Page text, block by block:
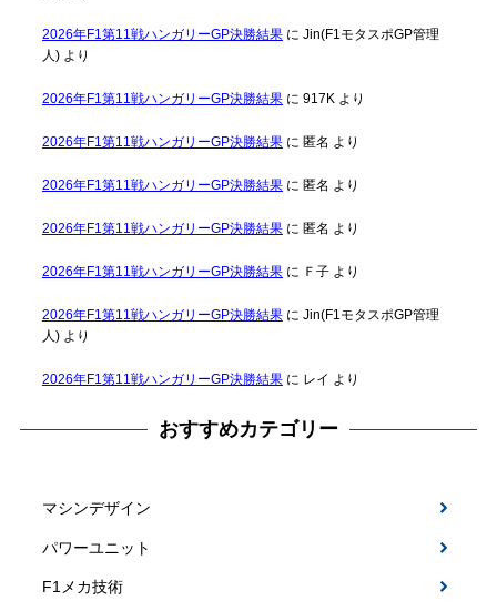
2026年F1第11戦ハンガリーGP決勝結果に Jin(F1モタスポGP管理
人)より
2026年F1第11戦ハンガリーGP決勝結果に 917Kより
2026年F1第11戦ハンガリーGP決勝結果に 匿名 より
2026年F1第11戦ハンガリーGP決勝結果に 匿名 より
2026年F1第11戦ハンガリーGP決勝結果に 匿名 より
2026年F1第11戦ハンガリーGP決勝結果に Ｆ子より
2026年F1第11戦ハンガリーGP決勝結果に Jin(F1モタスポGP管理
人)より
2026年F1第11戦ハンガリーGP決勝結果に レイ より
おすすめカテゴリー
マシンデザイン
パワーユニット
F1メカ技術